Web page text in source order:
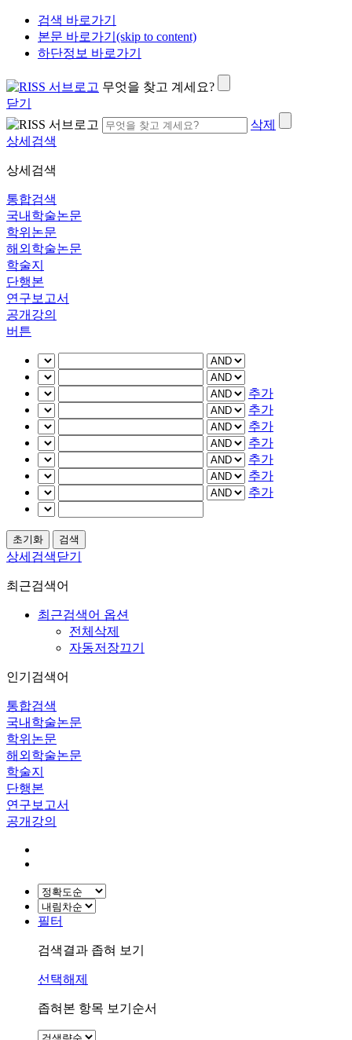
검색 바로가기
본문 바로가기(skip to content)
하단정보 바로가기
무엇을 찾고 계세요?
닫기
삭제
상세검색
상세검색
통합검색
국내학술논문
학위논문
해외학술논문
학술지
단행본
연구보고서
공개강의
버튼
추가
추가
추가
추가
추가
추가
추가
상세검색닫기
최근검색어
최근검색어 옵션
전체삭제
자동저장끄기
인기검색어
통합검색
국내학술논문
학위논문
해외학술논문
학술지
단행본
연구보고서
공개강의
필터
검색결과 좁혀 보기
선택해제
좁혀본 항목 보기순서